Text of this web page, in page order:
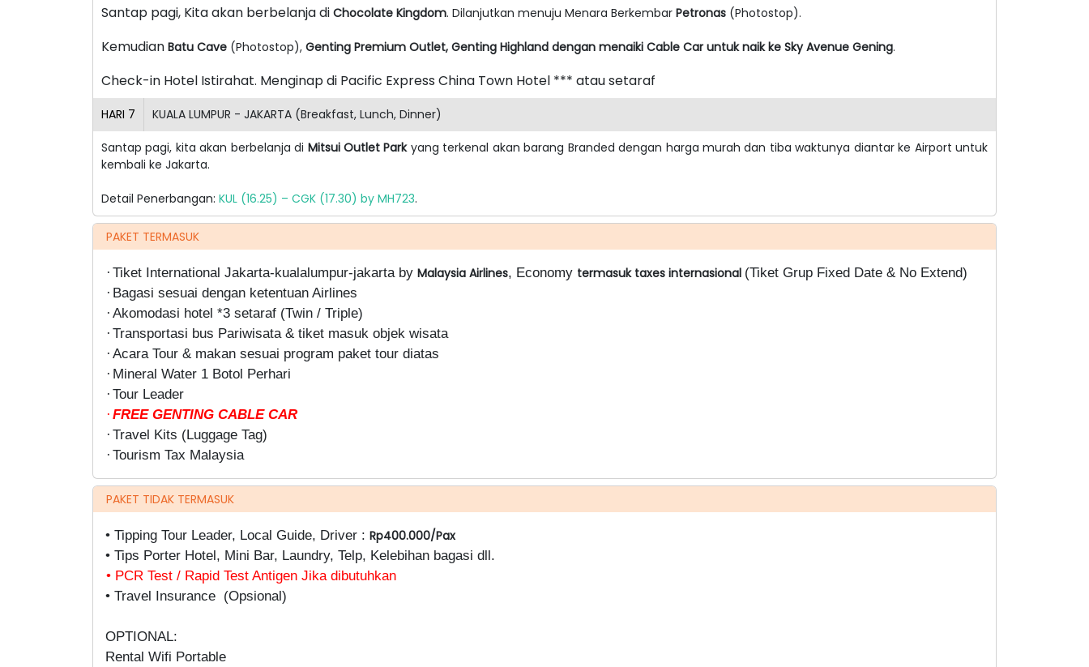
Santap pagi, Kita akan berbelanja di Chocolate Kingdom. Dilanjutkan menuju Menara Berkembar Petronas (Photostop).
Kemudian Batu Cave (Photostop), Genting Premium Outlet, Genting Highland dengan menaiki Cable Car untuk naik ke Sky Avenue Gening.
Check-in Hotel Istirahat. Menginap di Pacific Express China Town Hotel *** atau setaraf
HARI 7 KUALA LUMPUR - JAKARTA (Breakfast, Lunch, Dinner)
Santap pagi, kita akan berbelanja di Mitsui Outlet Parkyang terkenal akan barang Branded dengan harga murah dan tiba waktunya diantar ke Airport untuk
kembali ke Jakarta.
Detail Penerbangan: KUL (16.25) – CGK (17.30) by MH723.
PAKET TERMASUK
· Tiket International Jakarta-kualalumpur-jakarta by Malaysia Airlines, Economy termasuk taxes internasional (Tiket Grup Fixed Date & No Extend)
· Bagasi sesuai dengan ketentuan Airlines
· Akomodasi hotel *3 setaraf (Twin / Triple)
· Transportasi bus Pariwisata & tiket masuk objek wisata
· Acara Tour & makan sesuai program paket tour diatas
· Mineral Water 1 Botol Perhari
· Tour Leader
· FREE GENTING CABLE CAR
· Travel Kits (Luggage Tag)
· Tourism Tax Malaysia
PAKET TIDAK TERMASUK
• Tipping Tour Leader, Local Guide, Driver : Rp400.000/Pax
• Tips Porter Hotel, Mini Bar, Laundry, Telp, Kelebihan bagasi dll.
• PCR Test / Rapid Test Antigen Jika dibutuhkan
• Travel Insurance (Opsional)
OPTIONAL:
Rental Wifi Portable